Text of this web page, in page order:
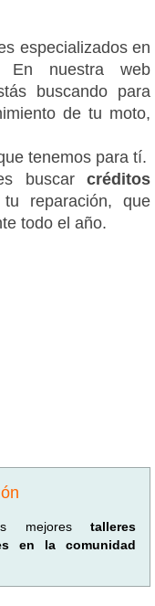
especializados en
En nuestra web
buscando para
de tu moto,
tenemos para tí.
buscar créditos
reparación, que
todo el año.
mejores talleres
en la comunidad